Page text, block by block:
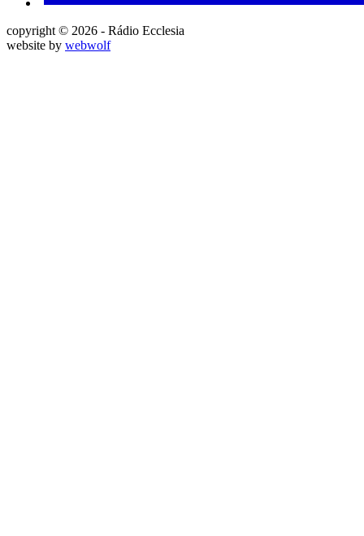
copyright © 2026 - Rádio Ecclesia
website by webwolf